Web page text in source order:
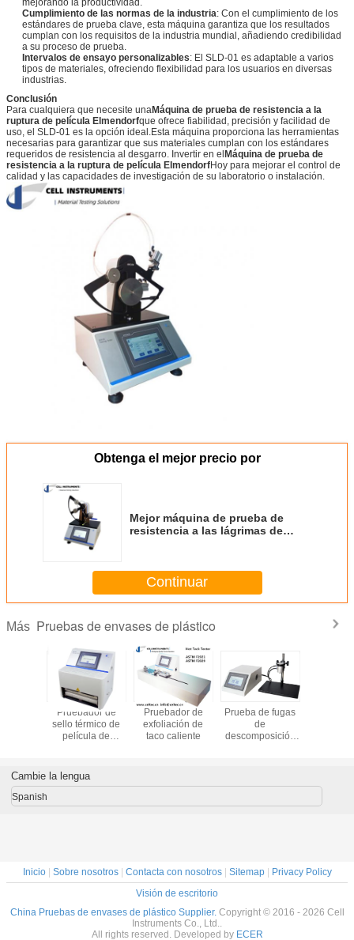
mejorando la productividad.
Cumplimiento de las normas de la industria: Con el cumplimiento de los
estándares de prueba clave, esta máquina garantiza que los resultados
cumplan con los requisitos de la industria mundial, añadiendo credibilidad
a su proceso de prueba.
Intervalos de ensayo personalizables: El SLD-01 es adaptable a varios
tipos de materiales, ofreciendo flexibilidad para los usuarios en diversas
industrias.
Conclusión
Para cualquiera que necesite unaMáquina de prueba de resistencia a la
ruptura de película Elmendorfque ofrece fiabilidad, precisión y facilidad de
uso, el SLD-01 es la opción ideal.Esta máquina proporciona las herramientas
necesarias para garantizar que sus materiales cumplan con los estándares
requeridos de resistencia al desgarro. Invertir en elMáquina de prueba de
resistencia a la ruptura de película ElmendorfHoy para mejorar el control de
calidad y las capacidades de investigación de su laboratorio o instalación.
Obtenga el mejor precio por
Mejor máquina de prueba de
resistencia a las lágrimas de
plástico Elmendorf Tear Tester
Precio
Continuar
Más Pruebas de envases de plástico
Pruebador de
sello térmico de
película de
Pruebador de
exfoliación de
taco caliente
Prueba de fugas
de
descomposición
presurización
Cambie la lengua
Spanish
Inicio| Sobre nosotros| Contacta con nosotros| Sitemap| Privacy Policy
Visión de escritorio
China Pruebas de envases de plástico Supplier. Copyright © 2016 - 2026 Cell
Instruments Co., Ltd..
All rights reserved. Developed by ECER